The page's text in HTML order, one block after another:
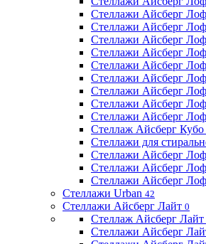
Стеллажи Айсберг
Стеллажи Айсберг
Стеллажи Айсберг
Стеллажи Айсберг
Стеллажи Айсберг
Стеллажи Айсберг
Стеллажи Айсберг
Стеллажи Айсберг
Стеллажи Айсберг
Стеллаж Айсберг Кубо
Стеллажи для
Стеллажи Айсберг
Стеллажи Айсберг
Стеллажи Айсберг
Стеллажи Urban 42
Стеллажи Айсберг Лайт 0
Стеллаж Айсберг Лайт
Стеллажи Айсберг